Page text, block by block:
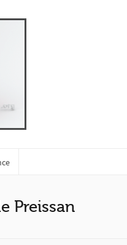
Preissan